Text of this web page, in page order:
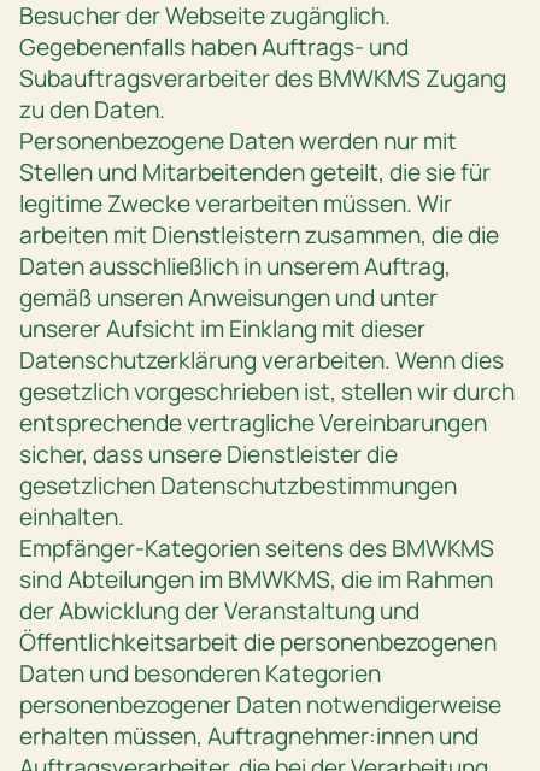
Besucher der Webseite zugänglich.
Gegebenenfalls haben Auftrags- und
Subauftragsverarbeiter des BMWKMS Zugang
zu den Daten.
Personenbezogene Daten werden nur mit
Stellen und Mitarbeitenden geteilt, die sie für
legitime Zwecke verarbeiten müssen. Wir
arbeiten mit Dienstleistern zusammen, die die
Daten ausschließlich in unserem Auftrag,
gemäß unseren Anweisungen und unter
unserer Aufsicht im Einklang mit dieser
Datenschutzerklärung verarbeiten. Wenn dies
gesetzlich vorgeschrieben ist, stellen wir durch
entsprechende vertragliche Vereinbarungen
sicher, dass unsere Dienstleister die
gesetzlichen Datenschutzbestimmungen
einhalten.
Empfänger-Kategorien seitens des BMWKMS
sind Abteilungen im BMWKMS, die im Rahmen
der Abwicklung der Veranstaltung und
Öffentlichkeitsarbeit die personenbezogenen
Daten und besonderen Kategorien
personenbezogener Daten notwendigerweise
erhalten müssen, Auftragnehmer:innen und